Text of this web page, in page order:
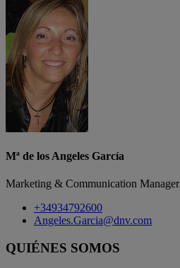
Mª de los Angeles García
Marketing & Communication Manager
+34934792600
Angeles.Garcia@dnv.com
QUIÉNES SOMOS